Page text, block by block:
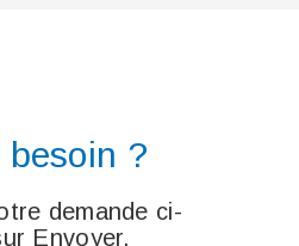
besoin ?
demande ci-
Envoyer.